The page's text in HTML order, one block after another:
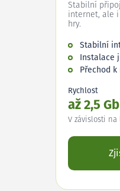
Stabilní
internet, ale
hry.
Stabilní
Instalace
Přechod
Rychlost
až 2,5
V závislosti na